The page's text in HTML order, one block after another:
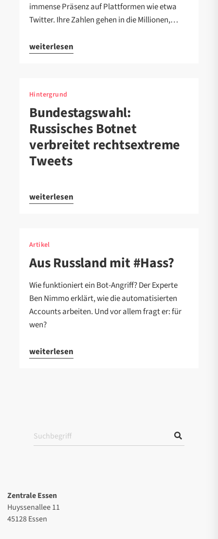
immense Präsenz auf Plattformen wie etwa
Twitter. Ihre Zahlen gehen in die Millionen,…
weiterlesen
Hintergrund
Bundestagswahl:
Russisches Botnet
verbreitet rechtsextreme
Tweets
weiterlesen
Artikel
Aus Russland mit #Hass?
Wie funktioniert ein Bot-Angriff? Der Experte
Ben Nimmo erklärt, wie die automatisierten
Accounts arbeiten. Und vor allem fragt er: für
wen?
weiterlesen
Zentrale Essen
Huyssenallee 11
45128 Essen